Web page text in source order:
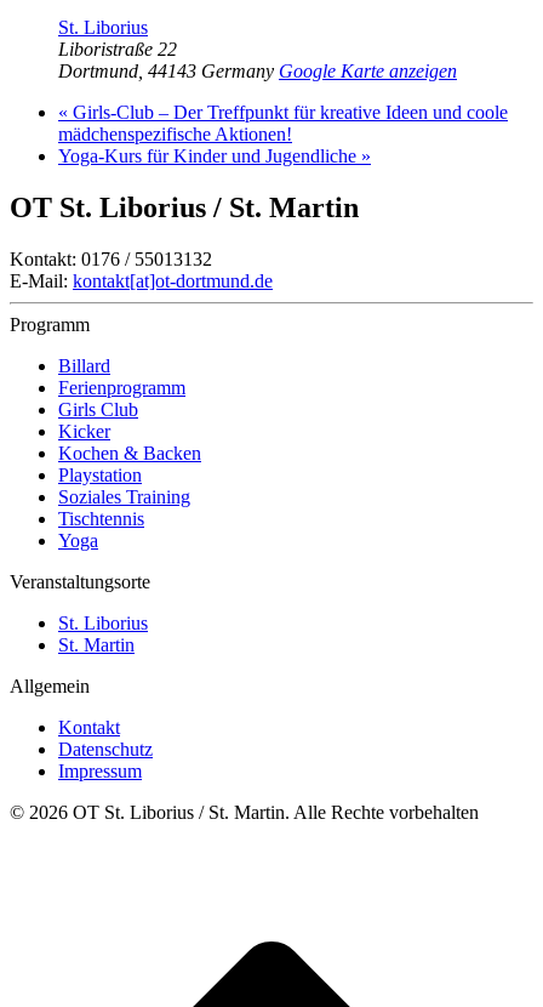
St. Liborius
Liboristraße 22
Dortmund, 44143 Germany Google Karte anzeigen
« Girls-Club – Der Treffpunkt für kreative Ideen und coole
mädchenspezifische Aktionen!
Yoga-Kurs für Kinder und Jugendliche »
OT St. Liborius / St. Martin
Kontakt: 0176 / 55013132
E-Mail: kontakt[at]ot-dortmund.de
Programm
Billard
Ferienprogramm
Girls Club
Kicker
Kochen & Backen
Playstation
Soziales Training
Tischtennis
Yoga
Veranstaltungsorte
St. Liborius
St. Martin
Allgemein
Kontakt
Datenschutz
Impressum
© 2026 OT St. Liborius / St. Martin. Alle Rechte vorbehalten